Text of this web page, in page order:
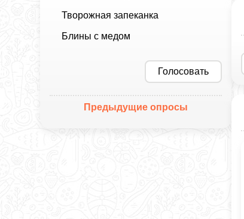
Творожная запеканка
Блины с медом
Голосовать
Предыдущие опросы